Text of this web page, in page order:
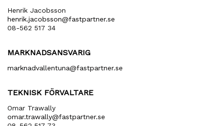
Henrik Jacobsson
henrik​.jacobsson​@fastpartner​.se
08-562 517 34
MARKNADSANSVARIG
marknadvallentuna​@fastpartner​.se
TEKNISK FÖRVALTARE
Omar Trawally
omar.trawally@fastpartner.se